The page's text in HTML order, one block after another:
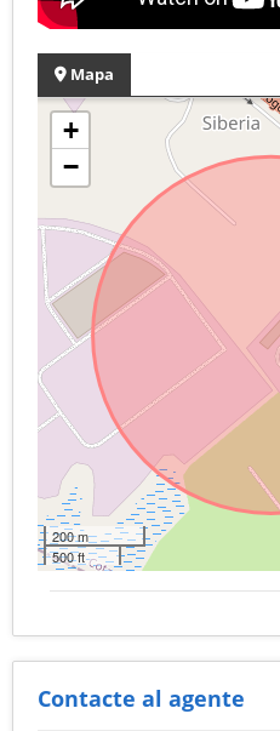
Mapa
+
−
200 m
500 ft
Contacte al agente